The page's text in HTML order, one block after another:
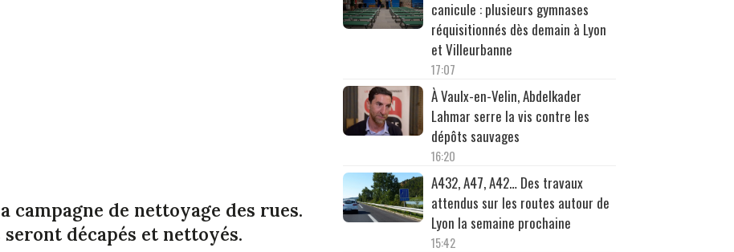
campagne de nettoyage des rues.
seront décapés et nettoyés.
canicule : plusieurs gymnases
réquisitionnés dès demain à Lyon
et Villeurbanne
17:07
À Vaulx-en-Velin, Abdelkader
Lahmar serre la vis contre les
dépôts sauvages
16:20
A432, A47, A42… Des travaux
attendus sur les routes autour de
Lyon la semaine prochaine
15:42